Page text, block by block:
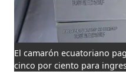
El camarón ecuatoriano
cinco por ciento para